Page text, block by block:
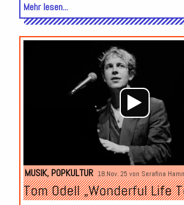
Mehr lesen...
MUSIK, POPKULTUR 18.Nov. 25 von Serafina
Tom Odell „Wonderful Life